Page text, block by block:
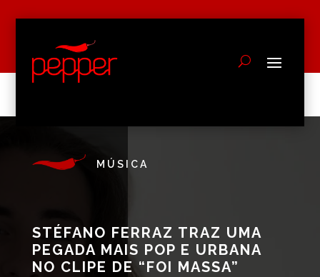
MÚSICA
STÉFANO FERRAZ TRAZ UMA
PEGADA MAIS POP E URBANA
NO CLIPE DE “FOI MASSA”